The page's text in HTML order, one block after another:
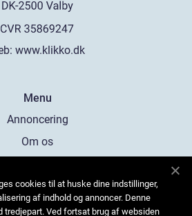
www.klikko.dk
Menu
Annoncering
Om os
Kontakt os
Sitemap
cookies til at huske dine indstillinger,
af indhold og annoncer. Denne
tredjepart. Ved fortsat brug af websiden